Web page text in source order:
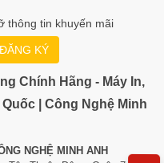
nền IPS, và
S5 527sf 94F45AA27
vời cho mọi nhu cầu
với các màn hình như
H , HP S5 527sf nổi bật
thông tin khuyến mãi
ĐĂNG KÝ
Chính Hãng - Máy In,
| Công Nghệ Minh
NGHỆ MINH ANH